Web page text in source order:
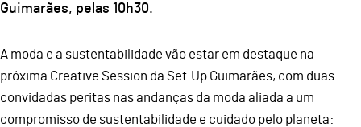
Guimarães, pelas 10h30.
A moda e a sustentabilidade vão estar em destaque na
próxima Creative Session da Set.Up Guimarães, com duas
convidadas peritas nas andanças da moda aliada a um
compromisso de sustentabilidade e cuidado pelo planeta: